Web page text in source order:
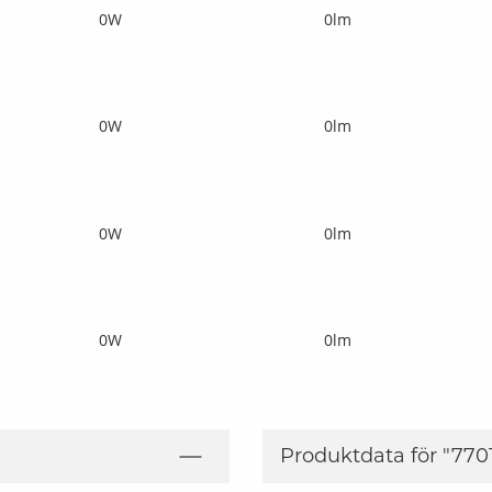
0W 0lm
0W 0lm
0W 0lm
0W 0lm
Produktdata för "